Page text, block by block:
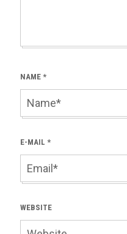
NAME *
E-MAIL *
WEBSITE